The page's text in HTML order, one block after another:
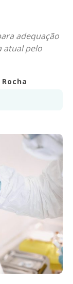
adequação
atual pelo